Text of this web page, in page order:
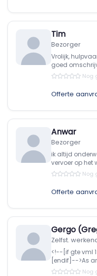
Tim
Bezorger
Vrolijk,
goed
Nog
Offerte
Anwar
Bezorger
ik altijd
vervoer op het
Nog
Offerte
Gergo
Zelfst.
<!--[if gte vml
[endif]-->As
Nog